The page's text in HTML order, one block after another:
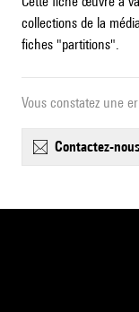
collections de la
fiches "partitions".
Vous constatez une
contactez-nous